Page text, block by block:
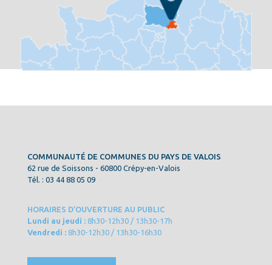
COMMUNAUTÉ DE COMMUNES DU PAYS DE VALOIS
62 rue de Soissons - 60800 Crépy-en-Valois
Tél. : 03 44 88 05 09
HORAIRES D’OUVERTURE AU PUBLIC
Lundi au jeudi : 8h30-12h30 / 13h30-17h
Vendredi : 8h30-12h30 / 13h30-16h30